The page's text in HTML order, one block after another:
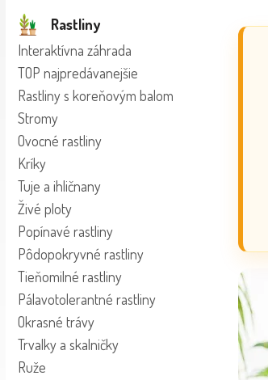
Rastliny
Interaktívna záhrada
TOP najpredávanejšie
Rastliny s koreňovým balom
Stromy
Ovocné rastliny
Kríky
Tuje a ihličnany
Živé ploty
Popínavé rastliny
Pôdopokryvné rastliny
Tieňomilné rastliny
Pálavotolerantné rastliny
Okrasné trávy
Trvalky a skalničky
Ruže